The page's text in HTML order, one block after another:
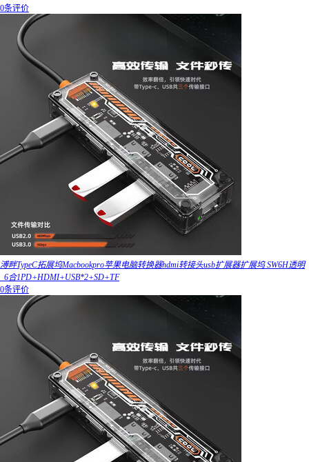
0条评价
溥畔TypeC拓展坞Macbookpro苹果电脑转换器hdmi转接头usb扩展器扩展坞 SW6H透明
_6合1PD+HDMI+USB*2+SD+TF
0条评价